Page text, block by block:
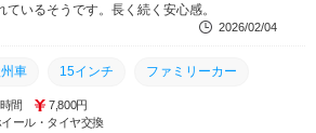
ているそうです。長く続く安心感。
2026/02/04
車 15インチ ファミリーカー
タイヤ
間
7,800円
イール・タイヤ交換